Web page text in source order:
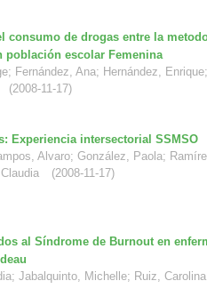
consumo de drogas entre la
población escolar Femenina
; Fernández, Ana; Hernández, Enrique
(2008-11-17)
Experiencia intersectorial SSMSO
Alvaro; González, Paola;
(2008-11-17)
al Síndrome de Burnout en
; Jabalquinto, Michelle; Ruiz, Carolina